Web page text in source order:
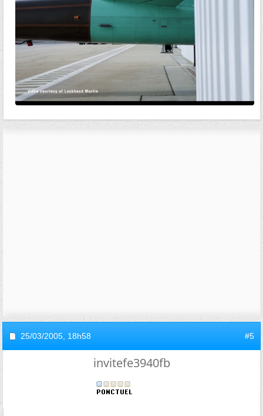
25/03/2005, 18h58 #5
invitefe3940fb